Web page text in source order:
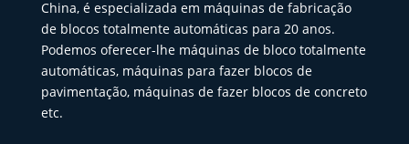
China, é especializada em máquinas de fabricação
de blocos totalmente automáticas para 20 anos.
Podemos oferecer-lhe máquinas de bloco totalmente
automáticas, máquinas para fazer blocos de
pavimentação, máquinas de fazer blocos de concreto
etc.